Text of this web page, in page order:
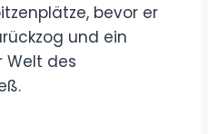
bevor er
und ein
Welt des